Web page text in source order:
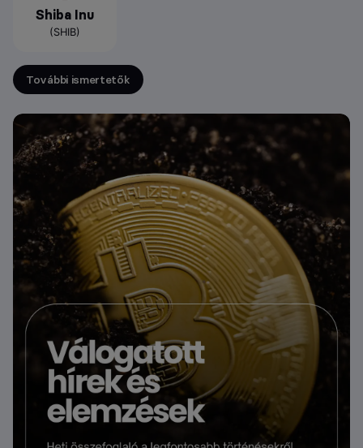
Shiba Inu
(SHIB)
További ismertetők